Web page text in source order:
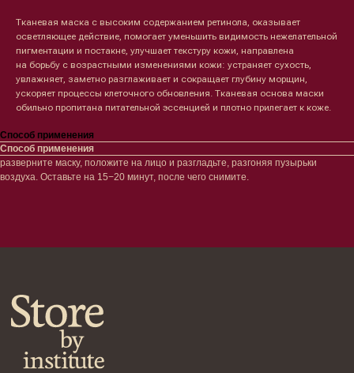
Тканевая маска с высоким содержанием ретинола, оказывает
осветляющее действие, помогает уменьшить видимость нежелательной
пигментации и постакне, улучшает текстуру кожи, направлена
на борьбу с возрастными изменениями кожи: устраняет сухость,
увлажняет, заметно разглаживает и сокращает глубину морщин,
ускоряет процессы клеточного обновления. Тканевая основа маски
обильно пропитана питательной эссенцией и плотно прилегает к коже.
Способ применения
Способ применения
разверните маску, положите на лицо и разгладьте, разгоняя пузырьки
воздуха. Оставьте на 15−20 минут, после чего снимите.
Проблемы
Кремы
Лосьоны
Шея и зона декольте
Пилинги/масла
Уход за руками
Средства для ванны
Гаджеты
Клиентам
Система лояльности
Проблемы
Очищение
Увлажнение/питание
Сыворотки/ эссенции
Ретинол
Защита от солнца
Восстановление
Маски и патчи
Уход за губами
Декоротивная косметика
Кондиционеры/бальзамы
Средства для укладки